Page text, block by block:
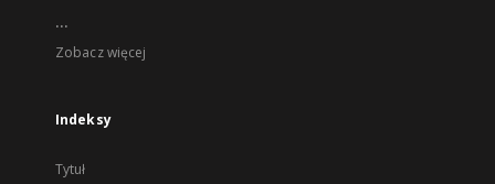
...
Zobacz więcej
Indeksy
Tytuł